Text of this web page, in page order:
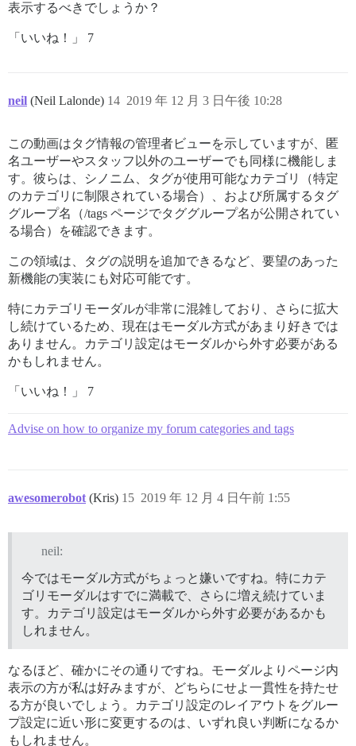
表示するべきでしょうか？
「いいね！」 7
neil (Neil Lalonde) 2019 年 12 月 3 日午後 10:28
14
この動画はタグ情報の管理者ビューを示していますが、匿
名ユーザーやスタッフ以外のユーザーでも同様に機能しま
す。彼らは、シノニム、タグが使用可能なカテゴリ（特定
のカテゴリに制限されている場合）、および所属するタグ
グループ名（/tags ページでタググループ名が公開されてい
る場合）を確認できます。
この領域は、タグの説明を追加できるなど、要望のあった
新機能の実装にも対応可能です。
特にカテゴリモーダルが非常に混雑しており、さらに拡大
し続けているため、現在はモーダル方式があまり好きでは
ありません。カテゴリ設定はモーダルから外す必要がある
かもしれません。
「いいね！」 7
Advise on how to organize my forum categories and tags
awesomerobot (Kris) 2019 年 12 月 4 日午前 1:55
15
neil:
今ではモーダル方式がちょっと嫌いですね。特にカテ
ゴリモーダルはすでに満載で、さらに増え続けていま
す。カテゴリ設定はモーダルから外す必要があるかも
しれません。
なるほど、確かにその通りですね。モーダルよりページ内
表示の方が私は好みますが、どちらにせよ一貫性を持たせ
る方が良いでしょう。カテゴリ設定のレイアウトをグルー
プ設定に近い形に変更するのは、いずれ良い判断になるか
もしれません。